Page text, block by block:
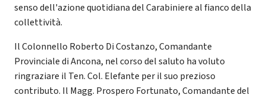
senso dell'azione quotidiana del Carabiniere al fianco della
collettività.
Il Colonnello Roberto Di Costanzo, Comandante
Provinciale di Ancona, nel corso del saluto ha voluto
ringraziare il Ten. Col. Elefante per il suo prezioso
contributo. Il Magg. Prospero Fortunato, Comandante del